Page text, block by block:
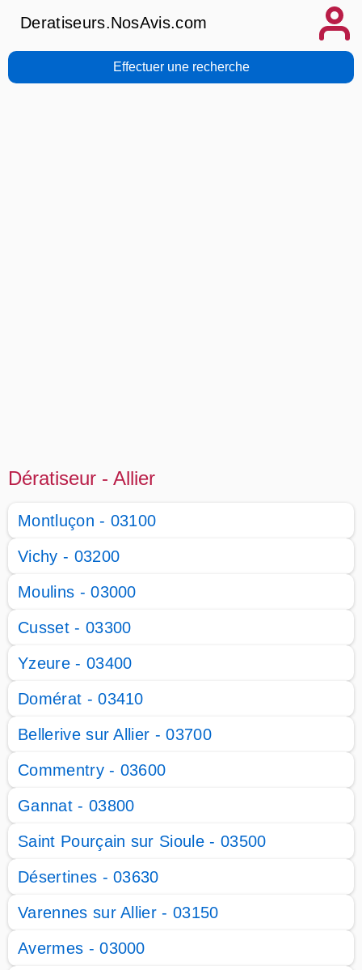
Deratiseurs.NosAvis.com
Effectuer une recherche
Dératiseur - Allier
Montluçon - 03100
Vichy - 03200
Moulins - 03000
Cusset - 03300
Yzeure - 03400
Domérat - 03410
Bellerive sur Allier - 03700
Commentry - 03600
Gannat - 03800
Saint Pourçain sur Sioule - 03500
Désertines - 03630
Varennes sur Allier - 03150
Avermes - 03000